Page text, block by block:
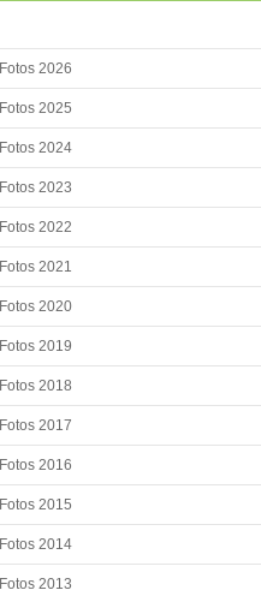
Fotos 2026
Fotos 2025
Fotos 2024
Fotos 2023
Fotos 2022
Fotos 2021
Fotos 2020
Fotos 2019
Fotos 2018
Fotos 2017
Fotos 2016
Fotos 2015
Fotos 2014
Fotos 2013